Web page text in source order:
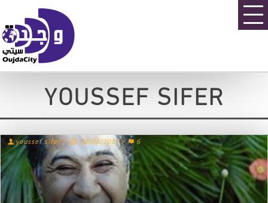
YOUSSEF SIFER
youssef sifer / 28/06/2007 / 6